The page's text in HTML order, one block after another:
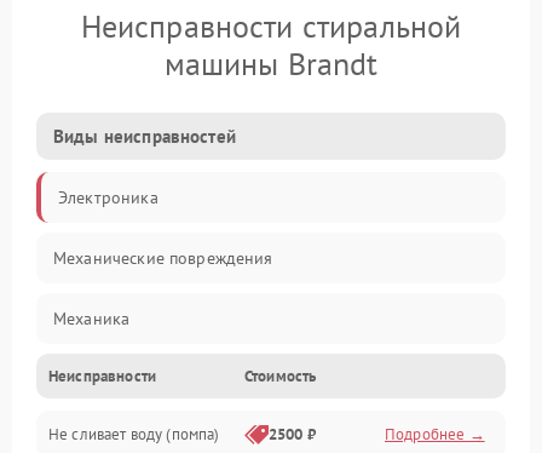
Неисправности стиральной
машины Brandt
Виды неисправностей
Электроника
Механические повреждения
Механика
Электропитание
Водоснабжение
Неисправности Стоимость
Не сливает воду (помпа) 2500 ₽ Подробнее →